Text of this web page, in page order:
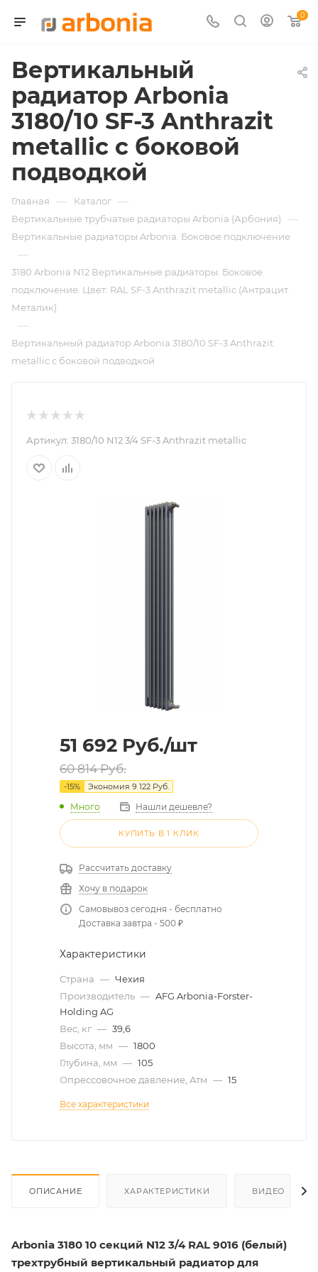
0
Вертикальный
радиатор Arbonia
3180/10 SF-3 Anthrazit
metallic с боковой
подводкой
Главная — Каталог —
Вертикальные трубчатые радиаторы Arbonia (Арбония) —
Вертикальные радиаторы Arbonia. Боковое подключение
—
3180 Arbonia N12 Вертикальные радиаторы. Боковое
подключение. Цвет: RAL SF-3 Anthrazit metallic (Антрацит
Металик)
—
Вертикальный радиатор Arbonia 3180/10 SF-3 Anthrazit
metallic с боковой подводкой
Артикул: 3180/10 N12 3/4 SF-3 Anthrazit metallic
51 692 Руб./шт
60 814Руб.
-15% Экономия 9 122 Руб.
Много Нашли дешевле?
КУПИТЬ В 1 КЛИК
Рассчитать доставку
Хочу в подарок
Самовывоз сегодня - бесплатно
Доставка завтра - 500 ₽
Характеристики
Страна — Чехия
Производитель — AFG Arbonia-Forster-
Holding AG
Вес, кг — 39,6
Высота, мм — 1800
Глубина, мм — 105
Опрессовочное давление, Атм — 15
Все характеристики
ОПИСАНИЕ ХАРАКТЕРИСТИКИ ВИДЕО
Arbonia 3180 10 секций N12 3/4 RAL 9016 (белый)
трехтрубный вертикальный радиатор для